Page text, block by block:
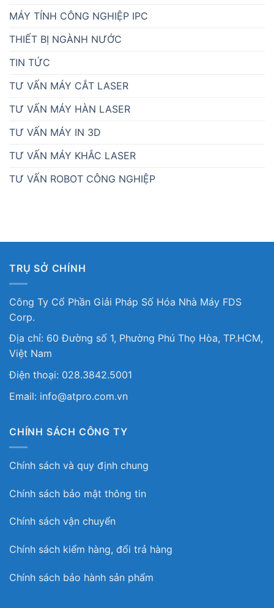
MÁY TÍNH CÔNG NGHIỆP IPC
THIẾT BỊ NGÀNH NƯỚC
TIN TỨC
TƯ VẤN MÁY CẮT LASER
TƯ VẤN MÁY HÀN LASER
TƯ VẤN MÁY IN 3D
TƯ VẤN MÁY KHẮC LASER
TƯ VẤN ROBOT CÔNG NGHIỆP
TRỤ SỞ CHÍNH
Công Ty Cổ Phần Giải Pháp Số Hóa Nhà Máy FDS
Corp.
Địa chỉ: 60 Đường số 1, Phường Phú Thọ Hòa, TP.HCM,
Việt Nam
Điện thoại: 028.3842.5001
Email: info@atpro.com.vn
CHÍNH SÁCH CÔNG TY
Chính sách và quy định chung
Chính sách bảo mật thông tin
Chính sách vận chuyển
Chính sách kiểm hàng, đổi trả hàng
Chính sách bảo hành sản phẩm